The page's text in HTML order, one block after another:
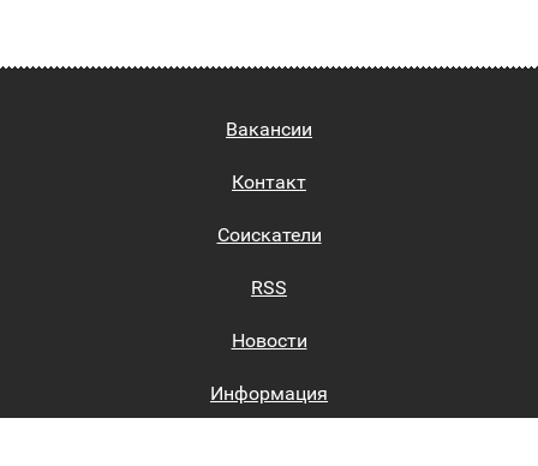
Вакансии
Контакт
Соискатели
RSS
Новости
Информация